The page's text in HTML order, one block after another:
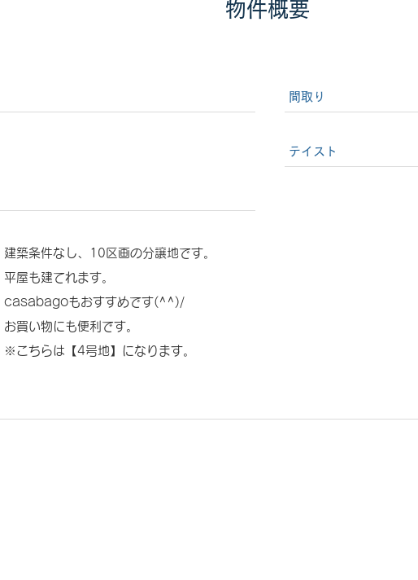
物件概要
間取り
テイスト
建築条件なし、10区画の分譲地です。
平屋も建てれます。
casabagoもおすすめです(^^)/
お買い物にも便利です。
※こちらは【4号地】になります。